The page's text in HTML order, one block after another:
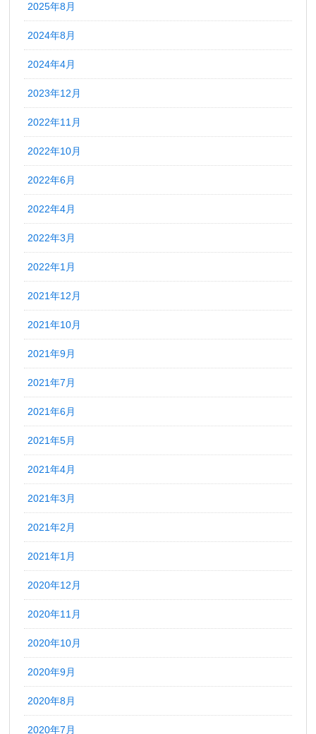
2025年8月
2024年8月
2024年4月
2023年12月
2022年11月
2022年10月
2022年6月
2022年4月
2022年3月
2022年1月
2021年12月
2021年10月
2021年9月
2021年7月
2021年6月
2021年5月
2021年4月
2021年3月
2021年2月
2021年1月
2020年12月
2020年11月
2020年10月
2020年9月
2020年8月
2020年7月